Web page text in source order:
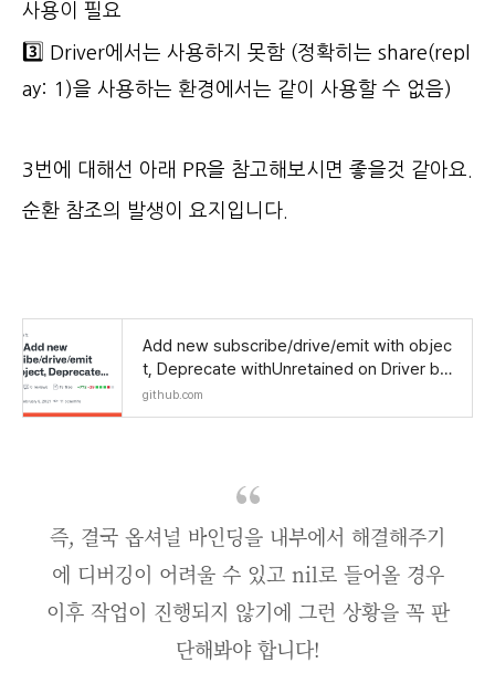
사용이 필요
3️⃣ Driver에서는 사용하지 못함 (정확히는 share(repl
ay: 1)을 사용하는 환경에서는 같이 사용할 수 없음)
3번에 대해선 아래 PR을 참고해보시면 좋을것 같아요.
순환 참조의 발생이 요지입니다.
Add new subscribe/drive/emit with objec
t, Deprecate withUnretained on Driver by f
reak4pc · Pull Request #2290 · ReactiveX/
RxSw
github.com
즉, 결국 옵셔널 바인딩을 내부에서 해결해주기
에 디버깅이 어려울 수 있고 nil로 들어올 경우
이후 작업이 진행되지 않기에 그런 상황을 꼭 판
단해봐야 합니다!